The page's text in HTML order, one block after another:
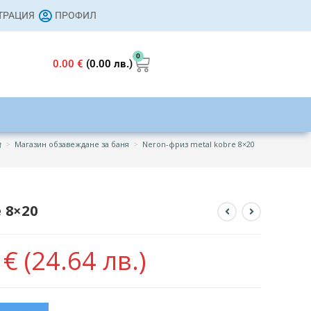
ПРОФИЛ
0.00€ (0.00 лв.)
0
> Магазин обзавеждане за баня > Neron-фриз metal kobre 8×20
€ (24.64 лв.)